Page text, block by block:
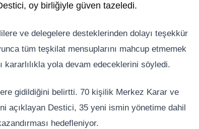
oy birliğiyle güven tazeledi.
ve delegelere desteklerinden dolayı teşekkür
tüm teşkilat mensuplarını mahcup etmemek
kararlılıkla yola devam edeceklerini söyledi.
gidildiğini belirtti. 70 kişilik Merkez Karar ve
açıklayan Destici, 35 yeni ismin yönetime dahil
hedefleniyor.